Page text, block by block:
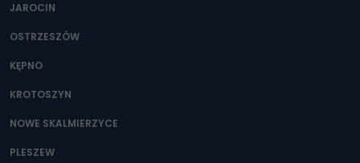
JAROCIN
OSTRZESZÓW
KĘPNO
KROTOSZYN
NOWE SKALMIERZYCE
PLESZEW